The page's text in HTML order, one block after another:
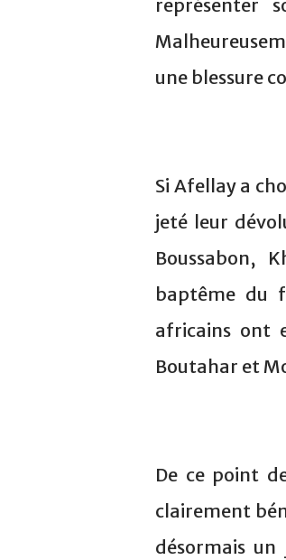
représenter
une blessure
Si Afellay a
jeté leur
Boussabon,
baptême du
africains ont
Boutahar et
De ce point
clairement
désormais